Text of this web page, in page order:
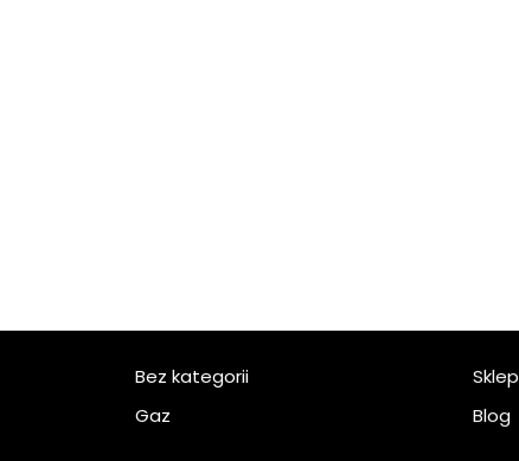
Bez kategorii
Gaz
Sklep
Blog